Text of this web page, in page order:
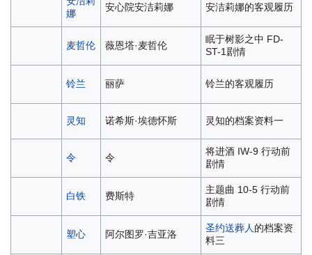
娜
安心院安洁莉娜 安洁莉娜的客观履历
麦哲伦 薇恩塔·麦哲伦
眠于树影之中 FD-
ST-1剧情
铃兰 丽萨 铃兰的客观履历
灵知 诺希斯·埃德怀斯 灵知的档案资料一
令 令
将进酒 IW-9 行动前
剧情
白铁 费斯特
主题曲 10-5 行动前
剧情
塑心 阿尔图罗·吉亚洛
圣约送葬人的档案资
料三